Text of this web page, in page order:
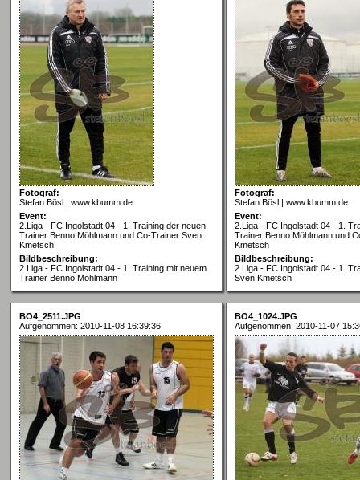
Fotograf:
Stefan Bösl | www.kbumm.de
Event:
2.Liga - FC Ingolstadt 04 - 1. Training der neuen
Trainer Benno Möhlmann und Co-Trainer Sven
Kmetsch
Bildbeschreibung:
2.Liga - FC Ingolstadt 04 - 1. Training mit neuem
Trainer Benno Möhlmann
Fotograf:
Stefan Bösl | www.kbumm.de
Event:
2.Liga - FC Ingolstadt 04 - 1.
Trainer Benno Möhlmann und
Kmetsch
Bildbeschreibung:
2.Liga - FC Ingolstadt 04 - 1.
Sven Kmetsch
BO4_2511.JPG
Aufgenommen: 2010-11-08 16:39:36
BO4_1024.JPG
Aufgenommen: 2010-11-07